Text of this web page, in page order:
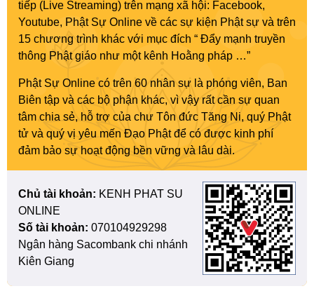
tiếp (Live Streaming) trên mạng xã hội: Facebook,
Youtube, Phật Sự Online về các sự kiện Phật sự và trên
15 chương trình khác với mục đích “ Đẩy mạnh truyền
thông Phật giáo như một kênh Hoằng pháp …”
Phật Sự Online có trên 60 nhân sự là phóng viên, Ban
Biên tập và các bộ phận khác, vì vậy rất cần sự quan
tâm chia sẻ, hỗ trợ của chư Tôn đức Tăng Ni, quý Phật
tử và quý vị yêu mến Đạo Phật để có được kinh phí
đảm bảo sự hoạt động bền vững và lâu dài.
Chủ tài khoản: KENH PHAT SU
ONLINE
Số tài khoản: 070104929298
Ngân hàng Sacombank chi nhánh
Kiên Giang